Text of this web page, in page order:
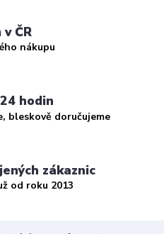
ČR
nákupu
hodin
bleskově doručujeme
zákaznic
od roku 2013